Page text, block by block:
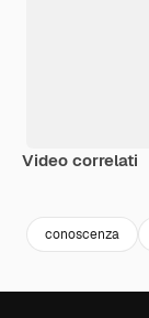
Video correlati
conoscenza